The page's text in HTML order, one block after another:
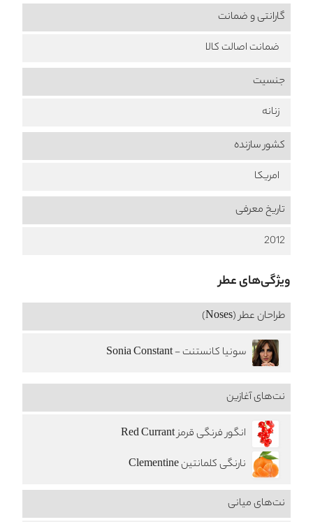
گارانتی و ضمانت
ضمانت اصالت کالا
جنسیت
زنانه
کشور سازنده
امریکا
تاریخ معرفی
2012
ویژگی‌های عطر
طراحان عطر (Noses)
سونیا کانستنت - Sonia Constant
نت‌های آغازین
انگور فرنگی قرمز Red Currant
نارنگی کلمانتین Clementine
نت‌های میانی